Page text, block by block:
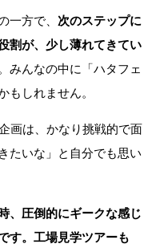
一方で、 次のステップに
割が、少し薄れてきてい
みんなの中に「ハタフェ
もしれません。
画は、かなり挑戦的で面
たいな」と自分でも思い
圧倒的にギークな感じ
す。工場見学ツアーも